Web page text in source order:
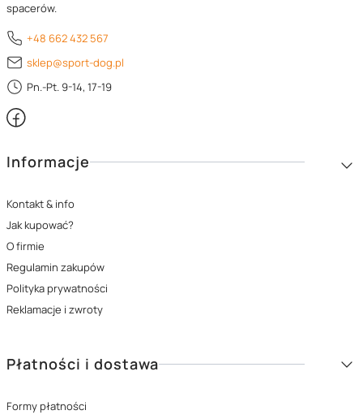
spacerów.
+48 662 432 567
sklep@sport-dog.pl
Pn.-Pt. 9-14, 17-19
Linki w stopce
Informacje
Kontakt & info
Jak kupować?
O firmie
Regulamin zakupów
Polityka prywatności
Reklamacje i zwroty
Płatności i dostawa
Formy płatności